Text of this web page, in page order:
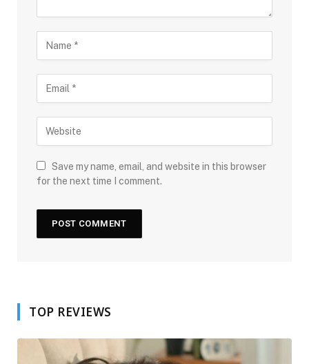
Save my name, email, and website in this browser
for the next time I comment.
TOP REVIEWS